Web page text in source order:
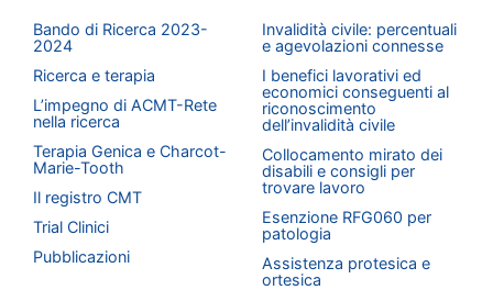
Bando di Ricerca 2023-
2024
Ricerca e terapia
L’impegno di ACMT-Rete
nella ricerca
Terapia Genica e Charcot-
Marie-Tooth
Il registro CMT
Trial Clinici
Pubblicazioni
Invalidità civile: percentuali
e agevolazioni connesse
I benefici lavorativi ed
economici conseguenti al
riconoscimento
dell’invalidità civile
Collocamento mirato dei
disabili e consigli per
trovare lavoro
Esenzione RFG060 per
patologia
Assistenza protesica e
ortesica